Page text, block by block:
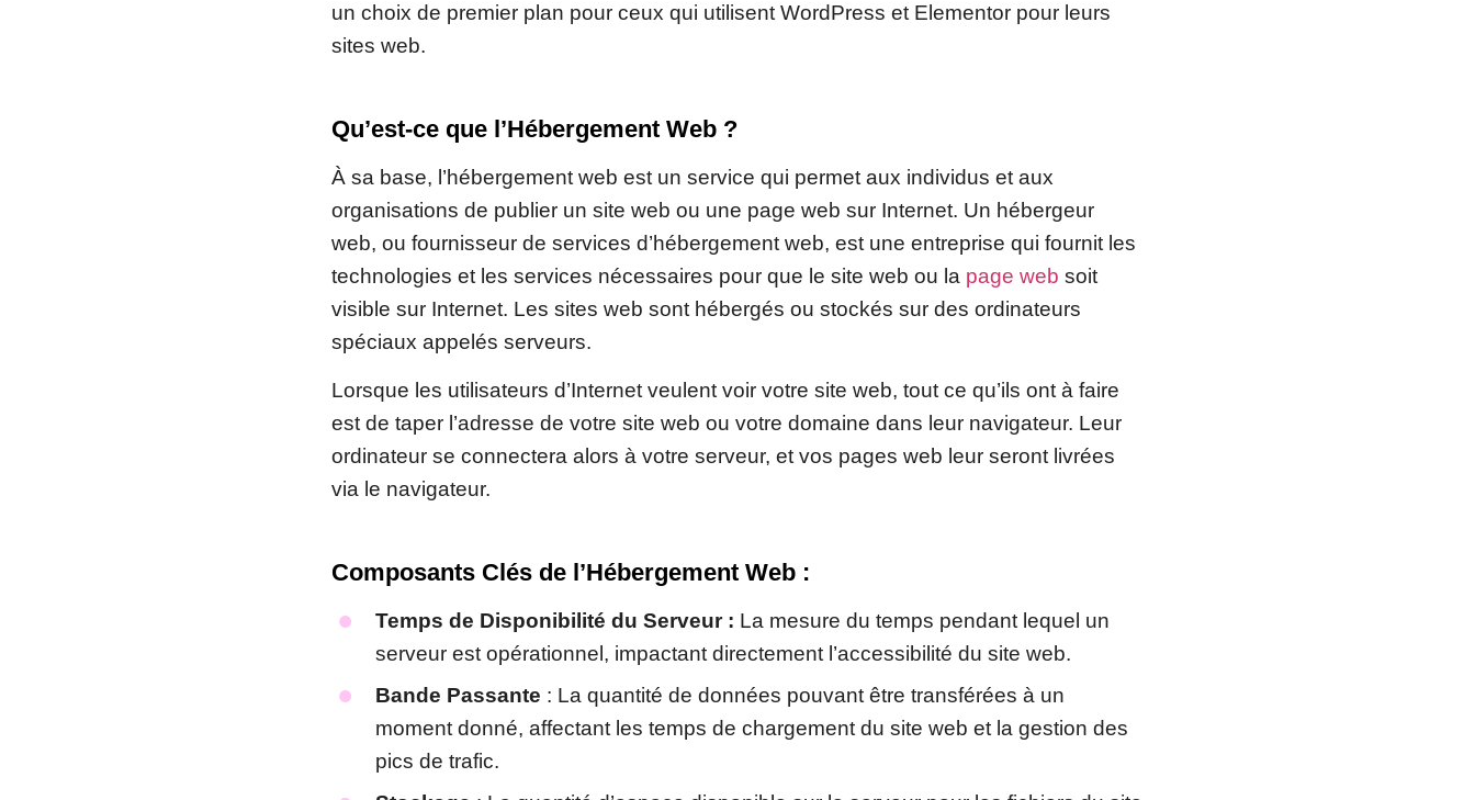
un choix de premier plan pour ceux qui utilisent WordPress et Elementor pour leurs
sites web.
Qu’est-ce que l’Hébergement Web ?
À sa base, l’hébergement web est un service qui permet aux individus et aux
organisations de publier un site web ou une page web sur Internet. Un hébergeur
web, ou fournisseur de services d’hébergement web, est une entreprise qui fournit les
technologies et les services nécessaires pour que le site web ou la page web soit
visible sur Internet. Les sites web sont hébergés ou stockés sur des ordinateurs
spéciaux appelés serveurs.
Lorsque les utilisateurs d’Internet veulent voir votre site web, tout ce qu’ils ont à faire
est de taper l’adresse de votre site web ou votre domaine dans leur navigateur. Leur
ordinateur se connectera alors à votre serveur, et vos pages web leur seront livrées
via le navigateur.
Composants Clés de l’Hébergement Web :
Temps de Disponibilité du Serveur : La mesure du temps pendant lequel un
serveur est opérationnel, impactant directement l’accessibilité du site web.
Bande Passante : La quantité de données pouvant être transférées à un
moment donné, affectant les temps de chargement du site web et la gestion des
pics de trafic.